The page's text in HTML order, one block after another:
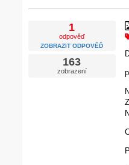
1
odpověď
ZOBRAZIT ODPOVĚĎ
163
zobrazení